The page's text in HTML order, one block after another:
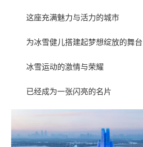
这座充满魅力与活力的城市
为冰雪健儿搭建起梦想绽放的舞台
冰雪运动的激情与荣耀
已经成为一张闪亮的名片